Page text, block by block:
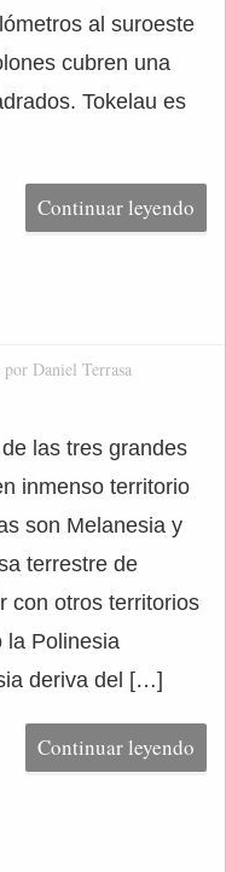
al suroeste
cubren una
Tokelau es
Continuar leyendo
Daniel Terrasa
las tres grandes
inmenso territorio
son Melanesia y
terrestre de
con otros territorios
la Polinesia
deriva del […]
Continuar leyendo